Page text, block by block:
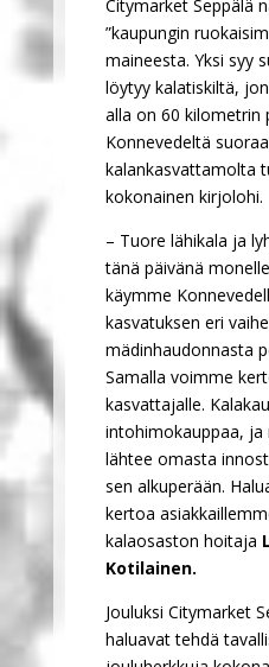
Citymarket Seppälä
”kaupungin
maineesta. Yksi syy
löytyy kalatiskiltä,
alla on 60 kilometrin
Konnevedeltä
kalankasvattamolta
kokonainen kirjolohi.
– Tuore lähikala ja
tänä päivänä
käymme
kasvatuksen eri
mädinhaudonnasta
Samalla voimme
kasvattajalle.
intohimokauppaa, ja
lähtee omasta
sen alkuperään.
kertoa
kalaosaston hoitaja
Kotilainen.
Jouluksi Citymarket
haluavat tehdä